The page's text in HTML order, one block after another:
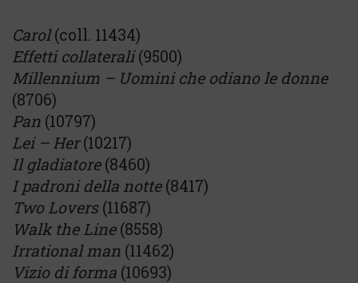
Carol(coll. 11434)
Effetti collaterali(9500)
Millennium – Uomini che odiano le donne
(8706)
Pan (10797)
Lei – Her(10217)
Il gladiatore(8460)
I padroni della notte(8417)
Two Lovers(11687)
Walk the Line(8558)
Irrational man (11462)
Vizio di forma (10693)